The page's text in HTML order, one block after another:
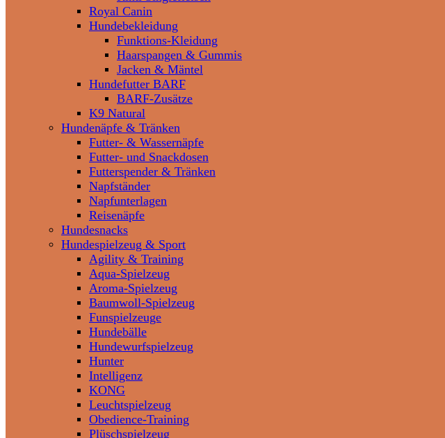
Royal Canin
Hundebekleidung
Funktions-Kleidung
Haarspangen & Gummis
Jacken & Mäntel
Hundefutter BARF
BARF-Zusätze
K9 Natural
Hundenäpfe & Tränken
Futter- & Wassernäpfe
Futter- und Snackdosen
Futterspender & Tränken
Napfständer
Napfunterlagen
Reisenäpfe
Hundesnacks
Hundespielzeug & Sport
Agility & Training
Aqua-Spielzeug
Aroma-Spielzeug
Baumwoll-Spielzeug
Funspielzeuge
Hundebälle
Hundewurfspielzeug
Hunter
Intelligenz
KONG
Leuchtspielzeug
Obedience-Training
Plüschspielzeug